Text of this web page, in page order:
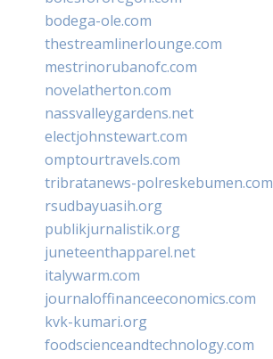
bodega-ole.com
thestreamlinerlounge.com
mestrinorubanofc.com
novelatherton.com
nassvalleygardens.net
electjohnstewart.com
omptourtravels.com
tribratanews-polreskebumen.com
rsudbayuasih.org
publikjurnalistik.org
juneteenthapparel.net
italywarm.com
journaloffinanceeconomics.com
kvk-kumari.org
foodscienceandtechnology.com